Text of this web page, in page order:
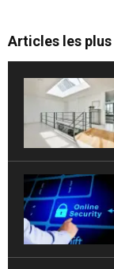
Articles les